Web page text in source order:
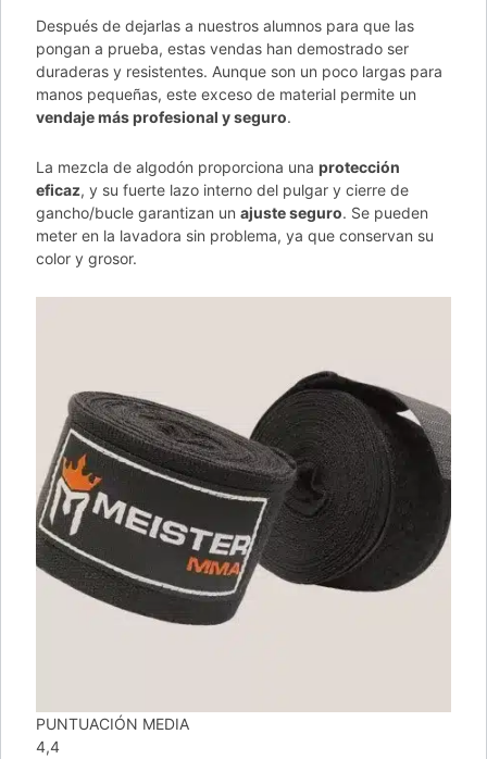
Después de dejarlas a nuestros alumnos para que las
pongan a prueba, estas vendas han demostrado ser
duraderas y resistentes. Aunque son un poco largas para
manos pequeñas, este exceso de material permite un
vendaje más profesional y seguro.
La mezcla de algodón proporciona una protección
eficaz, y su fuerte lazo interno del pulgar y cierre de
gancho/bucle garantizan un ajuste seguro. Se pueden
meter en la lavadora sin problema, ya que conservan su
color y grosor.
PUNTUACIÓN MEDIA
4,4